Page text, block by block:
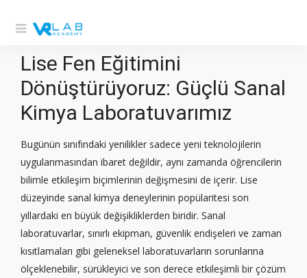
Lise Fen Eğitimini
Dönüştürüyoruz: Güçlü Sanal
Kimya Laboratuvarımız
Bugünün sınıfındaki yenilikler sadece yeni teknolojilerin
uygulanmasından ibaret değildir, aynı zamanda öğrencilerin
bilimle etkileşim biçimlerinin değişmesini de içerir. Lise
düzeyinde sanal kimya deneylerinin popülaritesi son
yıllardaki en büyük değişikliklerden biridir. Sanal
laboratuvarlar, sınırlı ekipman, güvenlik endişeleri ve zaman
kısıtlamaları gibi geleneksel laboratuvarların sorunlarına
ölçeklenebilir, sürükleyici ve son derece etkileşimli bir çözüm